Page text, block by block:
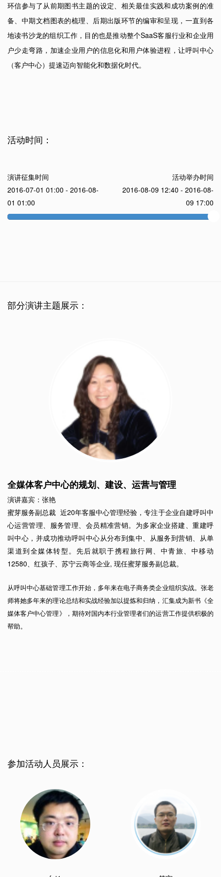
环信参与了从前期图书主题的设定、相关最佳实践和成功案例的准
备、中期文档图表的梳理、后期出版环节的编审和呈现，一直到各
地读书沙龙的组织工作，目的也是推动整个SaaS客服行业和企业用
户少走弯路，加速企业用户的信息化和用户体验进程，让呼叫中心
（客户中心）提速迈向智能化和数据化时代。
活动时间：
演讲征集时间
2016-07-01 01:00 - 2016-08-
01 01:00
活动举办时间
2016-08-09 12:40 - 2016-08-
09 17:00
100%
部分演讲主题展示：
全媒体客户中心的规划、建设、运营与管理
演讲嘉宾：张艳
蜜芽服务副总裁 近20年客服中心管理经验，专注于企业自建呼叫中
心运营管理、服务管理、会员精准营销。为多家企业搭建、重建呼
叫中心，并成功推动呼叫中心从分布到集中、从服务到营销、从单
渠道到全媒体转型。先后就职于携程旅行网、中青旅、中移动
12580、红孩子、苏宁云商等企业, 现任蜜芽服务副总裁。
从呼叫中心基础管理工作开始，多年来在电子商务类企业组织实战。张老
师将她多年来的理论总结和实战经验加以提炼和归纳，汇集成为新书《全
媒体客户中心管理》，期待对国内本行业管理者们的运营工作提供积极的
帮助。
参加活动人员展示：